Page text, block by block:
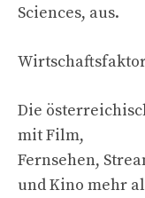
Sciences, aus.
Die
mit Film,
Fernsehen,
und Kino mehr